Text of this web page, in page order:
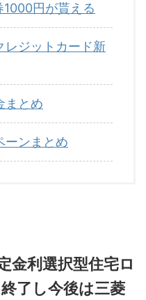
円が貰える
レジットカード新
まとめ
ーンまとめ
金利選択型住宅ロ
了し今後は三菱